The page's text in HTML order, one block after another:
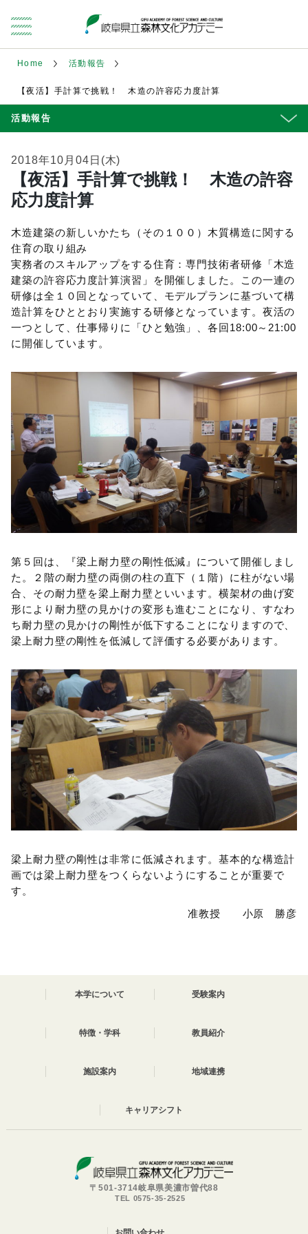
Home 活動報告
【夜活】手計算で挑戦！ 木造の許容応力度計算
活動報告
2018年10月04日(木)
【夜活】手計算で挑戦！ 木造の許容
応力度計算
木造建築の新しいかたち（その１００）木質構造に関する
住育の取り組み
実務者のスキルアップをする住育：専門技術者研修「木造
建築の許容応力度計算演習」を開催しました。この一連の
研修は全１０回となっていて、モデルプランに基づいて構
造計算をひととおり実施する研修となっています。夜活の
一つとして、仕事帰りに「ひと勉強」、各回18:00～21:00
に開催しています。
第５回は、『梁上耐力壁の剛性低減』について開催しまし
た。２階の耐力壁の両側の柱の直下（１階）に柱がない場
合、その耐力壁を梁上耐力壁といいます。横架材の曲げ変
形により耐力壁の見かけの変形も進むことになり、すなわ
ち耐力壁の見かけの剛性が低下することになりますので、
梁上耐力壁の剛性を低減して評価する必要があります。
梁上耐力壁の剛性は非常に低減されます。基本的な構造計
画では梁上耐力壁をつくらないようにすることが重要で
す。
准教授 小原 勝彦
本学について 受験案内
特徴・学科 教員紹介
施設案内 地域連携
キャリアシフト
〒501-3714岐阜県美濃市曽代88
TEL 0575-35-2525